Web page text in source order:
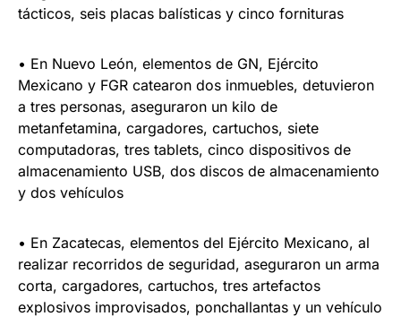
tácticos, seis placas balísticas y cinco fornituras
• En Nuevo León, elementos de GN, Ejército
Mexicano y FGR catearon dos inmuebles, detuvieron
a tres personas, aseguraron un kilo de
metanfetamina, cargadores, cartuchos, siete
computadoras, tres tablets, cinco dispositivos de
almacenamiento USB, dos discos de almacenamiento
y dos vehículos
• En Zacatecas, elementos del Ejército Mexicano, al
realizar recorridos de seguridad, aseguraron un arma
corta, cargadores, cartuchos, tres artefactos
explosivos improvisados, ponchallantas y un vehículo